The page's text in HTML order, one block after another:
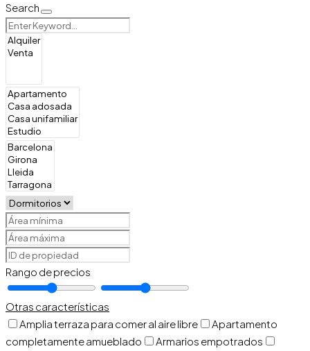
Search
Rango de precios
Otras características
Amplia terraza para comer al aire libre
Apartamento
completamente amueblado
Armarios empotrados